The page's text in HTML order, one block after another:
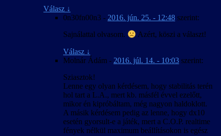
Válasz ↓
0n30fn00n3 - 2016. jún. 25. - 12:48 szerint:
Sajnálattal olvasom.
Azért, köszi a választ!
Válasz ↓
Molnár Ádám - 2016. júl. 14. - 10:03 szerint:
Sziasztok!
Lenne egy olyan kérdésem, hogy stabilitás terén
hol tart a L.A., mert kb. másfél évvel ezelőtt,
mikor én kipróbáltam, még nagyon haldoklott.
A másik kérdésem pedig az lenne, hogy dx10
esetén gyorsult-e a játék, mert a C.O.P. realtime
fények nélkül maximum beállításokon is egész